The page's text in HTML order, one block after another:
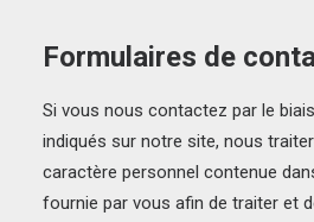
Formulaires de
Si vous nous contactez par le
indiqués sur notre site, nous
caractère personnel contenue
fournie par vous afin de traiter et